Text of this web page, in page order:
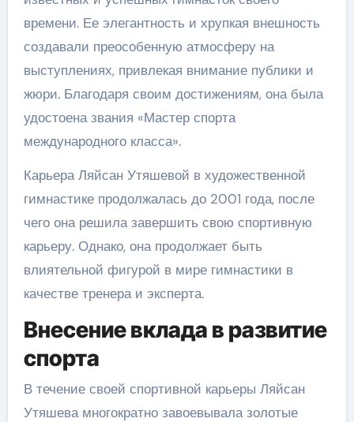
времени. Ее элегантность и хрупкая внешность
создавали преособенную атмосферу на
выступлениях, привлекая внимание публики и
жюри. Благодаря своим достижениям, она была
удостоена звания «Мастер спорта
международного класса».
Карьера Ляйсан Утяшевой в художественной
гимнастике продолжалась до 2001 года, после
чего она решила завершить свою спортивную
карьеру. Однако, она продолжает быть
влиятельной фигурой в мире гимнастики в
качестве тренера и эксперта.
Внесение вклада в развитие
спорта
В течение своей спортивной карьеры Ляйсан
Утяшева многократно завоевывала золотые